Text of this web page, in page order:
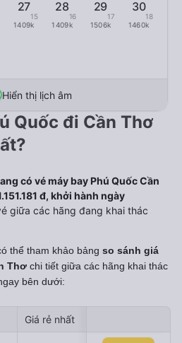
27
15
1409k
28
16
1409k
29
17
1506k
30
18
1460k
Hiển thị lịch âm
Quốc đi Cần Thơ
có vé máy bay Phú Quốc Cần
đ, khởi hành ngày
giữa các hãng đang khai thác
thể tham khảo bảng so sánh giá
Thơ chi tiết giữa các hãng khai thác
bên dưới:
Giá rẻ nhất